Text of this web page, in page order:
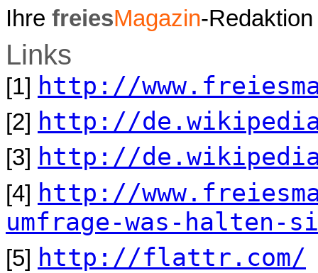
Ihre freiesMagazin-Redaktion
Links
[1] http://
[2] http://
[3] http://
[4] http://
umfrage-was-
[5] http://flattr.com/